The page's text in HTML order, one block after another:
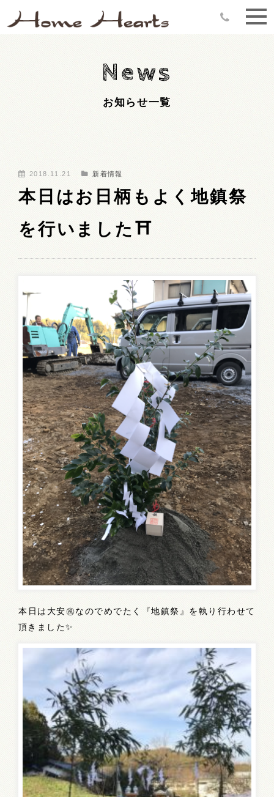
News
お知らせ一覧
2018.11.21 新着情報
本日はお日柄もよく地鎮祭
を行いました⛩
本日は大安㊗️なのでめでたく『地鎮祭』を執り行わせて
頂きました✨